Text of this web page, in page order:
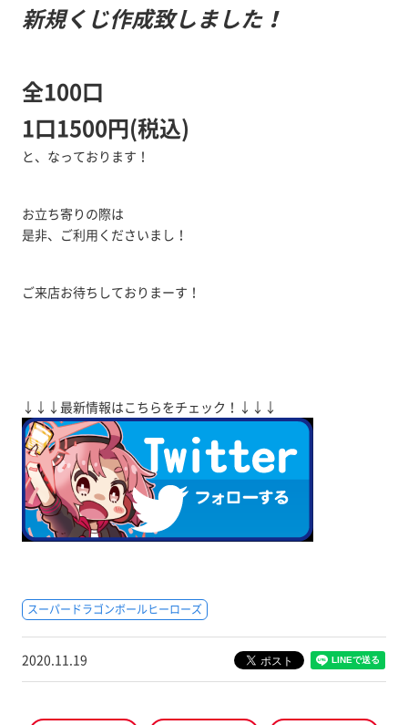
新規くじ作成致しました！
全100口
1口1500円(税込)
と、なっております！
お立ち寄りの際は
是非、ご利用くださいまし！
ご来店お待ちしておりまーす！
↓↓↓最新情報はこちらをチェック！↓↓↓
スーパードラゴンボールヒーローズ
2020.11.19